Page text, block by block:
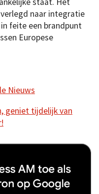
naar integratie
feite een brandpunt
Europese
Nieuws
geniet tijdelijk van